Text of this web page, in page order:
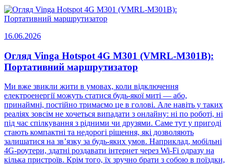
16.06.2026
Огляд Vinga Hotspot 4G M301 (VMRL-M301B):
Портативний маршрутизатор
Ми вже звикли жити в умовах, коли відключення
електроенергії можуть статися будь-якої миті — або,
принаймні, постійно тримаємо це в голові. Але навіть у таких
реаліях зовсім не хочеться випадати з онлайну: ні по роботі, ні
під час спілкування з рідними чи друзями. Саме тут у пригоді
стають компактні та недорогі рішення, які дозволяють
залишатися на зв’язку за будь-яких умов. Наприклад, мобільні
4G-роутери, здатні роздавати інтернет через Wi-Fi одразу на
кілька пристроїв. Крім того, їх зручно брати з собою в поїздки,